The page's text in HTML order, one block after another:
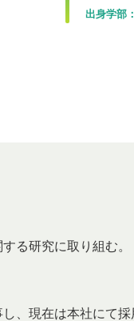
出身学部：
る研究に取り組む。
、現在は本社にて